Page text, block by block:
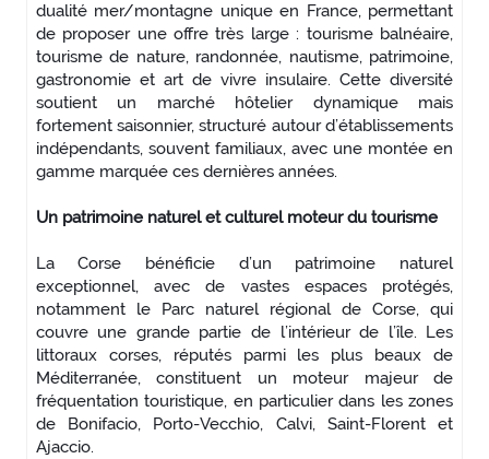
dualité mer/montagne unique en France, permettant
de proposer une offre très large : tourisme balnéaire,
tourisme de nature, randonnée, nautisme, patrimoine,
gastronomie et art de vivre insulaire. Cette diversité
soutient un marché hôtelier dynamique mais
fortement saisonnier, structuré autour d’établissements
indépendants, souvent familiaux, avec une montée en
gamme marquée ces dernières années.
Un patrimoine naturel et culturel moteur du tourisme
La Corse bénéficie d’un patrimoine naturel
exceptionnel, avec de vastes espaces protégés,
notamment le Parc naturel régional de Corse, qui
couvre une grande partie de l’intérieur de l’île. Les
littoraux corses, réputés parmi les plus beaux de
Méditerranée, constituent un moteur majeur de
fréquentation touristique, en particulier dans les zones
de Bonifacio, Porto-Vecchio, Calvi, Saint-Florent et
Ajaccio.